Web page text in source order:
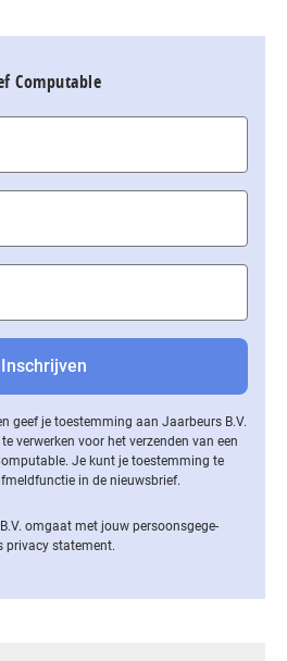
Computable
geef je toestemming aan Jaarbeurs B.V.
verwerken voor het verzenden van een
Je kunt je toestemming te
in de nieuwsbrief.
omgaat met jouw per­soons­ge­ge­
privacy statement.